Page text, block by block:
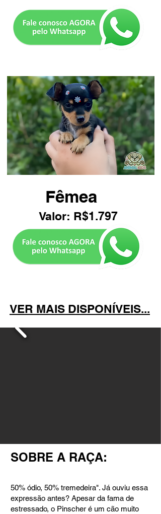
Botão Pinscher RJ
Fêmea
Valor: R$1.797
Botão Pinscher RJ
VER MAIS DISPONÍVEIS...
Botão Pinscher RJ
SOBRE A RAÇA:​
50% ódio, 50% tremedeira". Já ouviu essa
expressão antes? Apesar da fama de
estressado, o Pinscher é um cão muito